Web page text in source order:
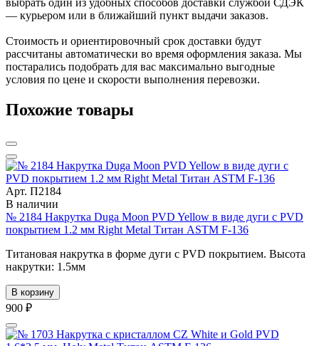
— курьером или в ближайший пункт выдачи заказов.
Стоимость и ориентировочный срок доставки будут
рассчитаны автоматически во время оформления заказа. Мы
постарались подобрать для вас максимально выгодные
условия по цене и скорости выполнения перевозки.
Похожие товары
Арт. П2184
В наличии
№ 2184 Накрутка Duga Moon PVD Yellow в виде дуги с PVD
покрытием 1.2 мм Right Metal Титан ASTM F-136
Титановая накрутка в форме дуги с PVD покрытием. Высота
накрутки: 1.5мм
В корзину
900 ₽